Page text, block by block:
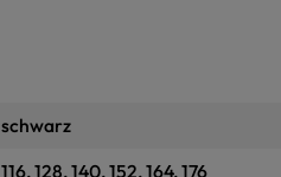
schwarz
116, 128, 140, 152, 164, 176